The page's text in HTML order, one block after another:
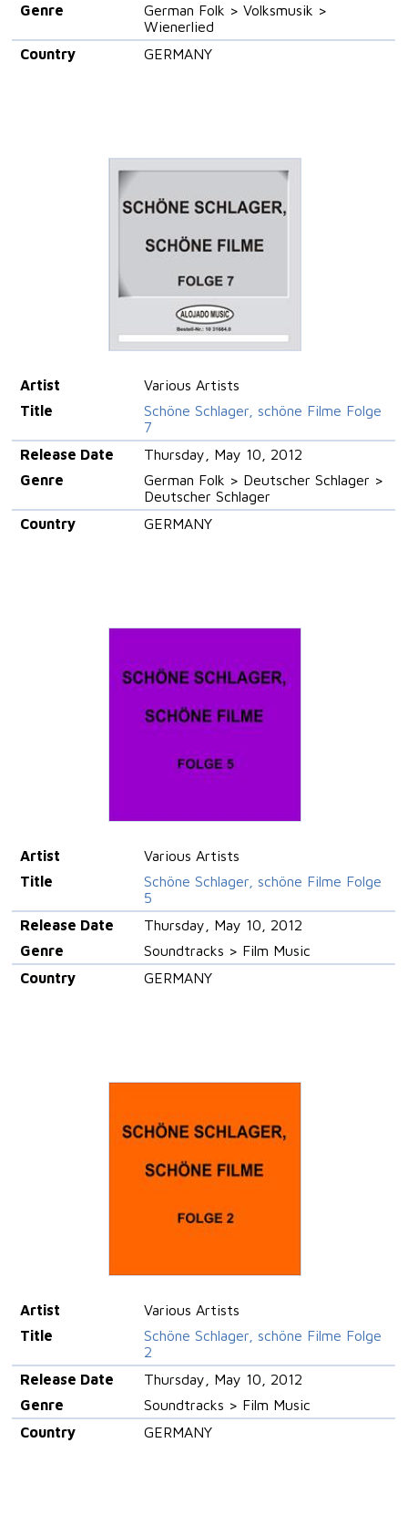
Genre
German Folk > Volksmusik >
Wienerlied
Country
GERMANY
Artist
Various Artists
Title
Schöne Schlager, schöne Filme Folge
7
Release Date
Thursday, May 10, 2012
Genre
German Folk > Deutscher Schlager >
Deutscher Schlager
Country
GERMANY
Artist
Various Artists
Title
Schöne Schlager, schöne Filme Folge
5
Release Date
Thursday, May 10, 2012
Genre
Soundtracks > Film Music
Country
GERMANY
Artist
Various Artists
Title
Schöne Schlager, schöne Filme Folge
2
Release Date
Thursday, May 10, 2012
Genre
Soundtracks > Film Music
Country
GERMANY